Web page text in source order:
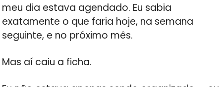
meu dia estava agendado. Eu sabia
exatamente o que faria hoje, na semana
seguinte, e no próximo mês.
Mas aí caiu a ficha.